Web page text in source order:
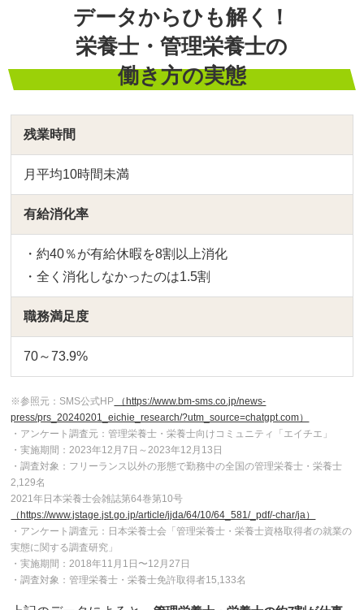
データからひも解く！
栄養士・管理栄養士の
働き方の実態
残業時間
月平均10時間未満
有給消化率
・約40％が有給休暇を8割以上消化
・全く消化しなかったのは1.5割
職務満足度
70～73.9%
※参照元：SMS公式HP （https://www.bm-sms.co.jp/news-
press/prs_20240201_eichie_research/?utm_source=chatgpt.com）
・アンケート調査元：管理栄養士・栄養士向けコミュニティ「エイチエ」
・実施期間：2023年12月7日～2023年12月13日
・調査対象：フリーランス以外の形態で勤務中の全国の管理栄養士・栄養士
2,129名
2021年日本栄養士会雑誌第64巻第10号
（https://www.jstage.jst.go.jp/article/jjda/64/10/64_581/_pdf/-char/ja）
・アンケート調査元：日本栄養士会「管理栄養士・栄養士資格取得者の就業の
実態に関する調査研究」
・実施期間：2018年11月1日〜12月27日
・調査対象：管理栄養士・栄養士免許取得者15,133名